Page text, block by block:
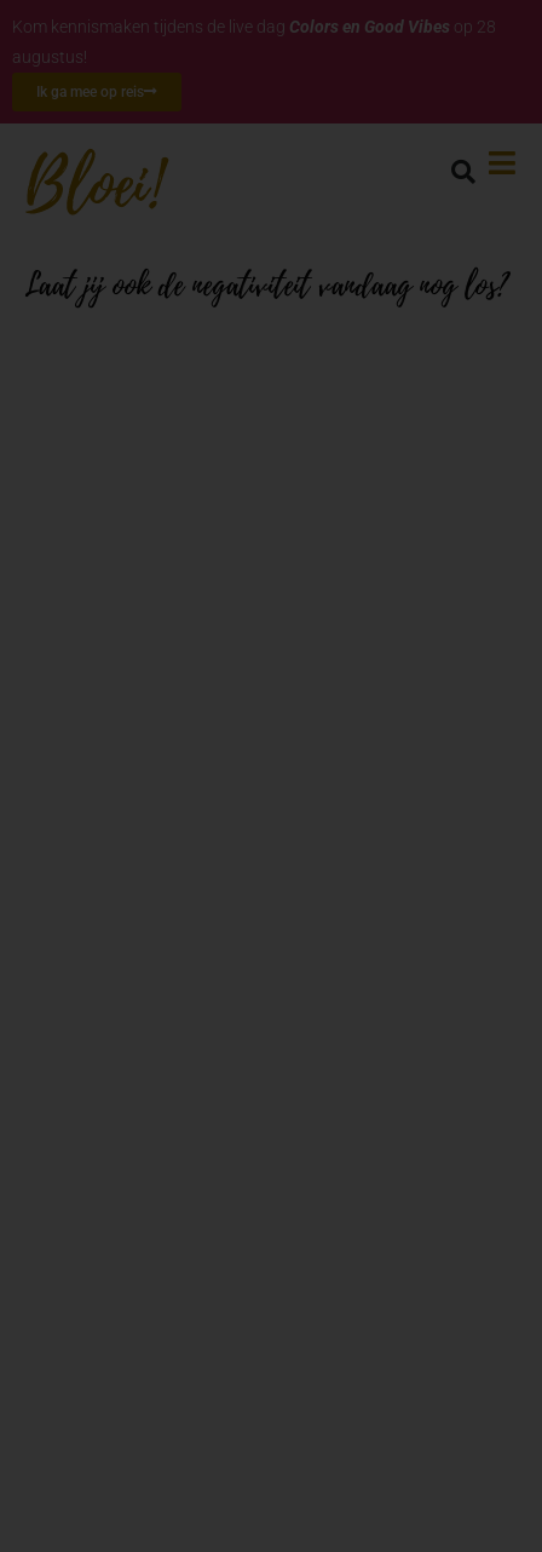
Kom kennismaken tijdens de live dag Colors en Good Vibes op 28
augustus!
Ik ga mee op reis
Laat jij ook de negativiteit vandaag nog los?